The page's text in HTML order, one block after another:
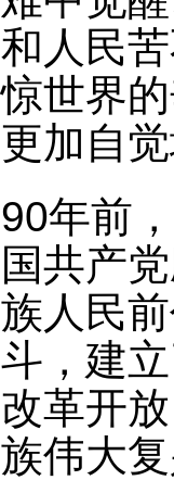
和人民
惊世界
更加自
90年前
国共产
族人民
斗，建
改革开
族伟大